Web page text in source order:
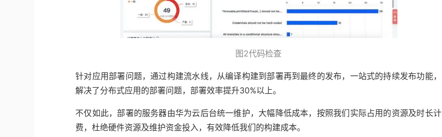
图2代码检查
针对应用部署问题，通过构建流水线，从编译构建到部署再到最终的发布，一站式的持续发布功能，
解决了分布式应用的部署问题，部署效率提升30%以上。
不仅如此，部署的服务器由华为云后台统一维护，大幅降低成本，按照我们实际占用的资源及时长计
费，杜绝硬件资源及维护资金投入，有效降低我们的构建成本。